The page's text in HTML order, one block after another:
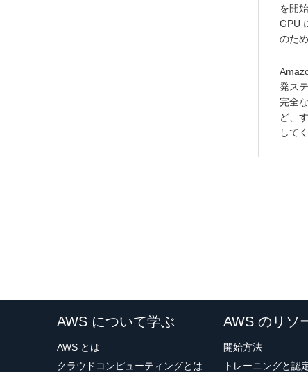
を開
GPU
のた
発ス
完全
ど、
して
AWS について学ぶ
AWS とは
クラウドコンピューティングとは
AWS のリソ
開始方法
トレーニングと認